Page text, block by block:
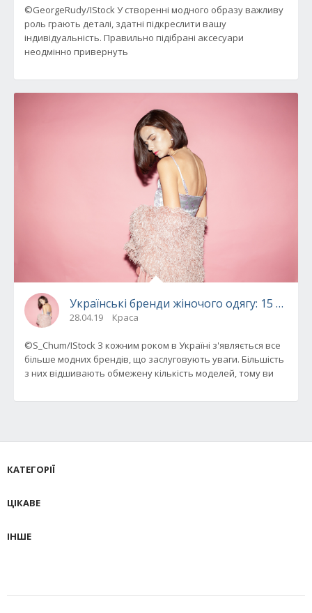
©GeorgeRudy/IStock У створенні модного образу важливу
роль грають деталі, здатні підкреслити вашу
індивідуальність. Правильно підібрані аксесуари
неодмінно привернуть
Українські бренди жіночого одягу: 15
28.04.19 Краса
©S_Chum/IStock З кожним роком в Україні з'являється все
більше модних брендів, що заслуговують уваги. Більшість
з них відшивають обмежену кількість моделей, тому ви
КАТЕГОРІЇ
ЦІКАВЕ
ІНШЕ